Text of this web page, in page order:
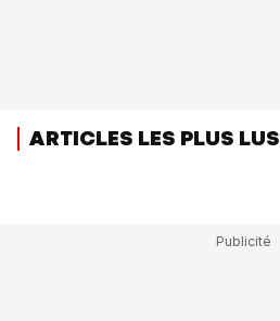
ARTICLES LES PLUS LUS